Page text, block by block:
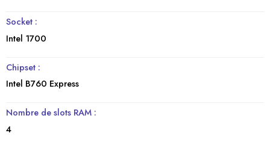
Socket :
Intel 1700
Chipset :
Intel B760 Express
Nombre de slots RAM :
4